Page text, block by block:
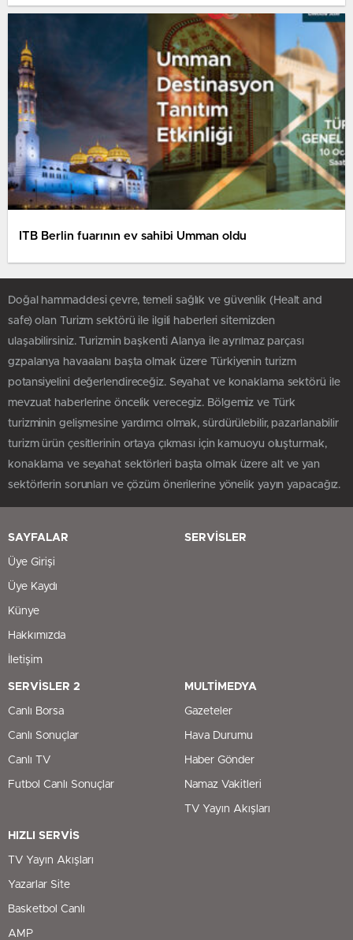
ITB Berlin fuarının ev sahibi Umman oldu
Doğal hammaddesi çevre, temeli sağlık ve güvenlik (Healt and
safe) olan Turizm sektörü ile ilgili haberleri sitemizden
ulaşabilirsiniz. Turizmin başkenti Alanya ile ayrılmaz parçası
gzpalanya havaalanı başta olmak üzere Türkiyenin turizm
potansiyelini değerlendireceğiz. Seyahat ve konaklama sektörü ile
mevzuat haberlerine öncelik verecegiz. Bölgemiz ve Türk
turizminin gelişmesine yardımcı olmak, sürdürülebilir, pazarlanabilir
turizm ürün çesitlerinin ortaya çıkması için kamuoyu oluşturmak,
konaklama ve seyahat sektörleri başta olmak üzere alt ve yan
sektörlerin sorunları ve çözüm önerilerine yönelik yayın yapacağız.
SAYFALAR
Üye Girişi
Üye Kaydı
Künye
Hakkımızda
İletişim
SERVİSLER
SERVİSLER 2
Canlı Borsa
Canlı Sonuçlar
Canlı TV
Futbol Canlı Sonuçlar
MULTİMEDYA
Gazeteler
Hava Durumu
Haber Gönder
Namaz Vakitleri
TV Yayın Akışları
HIZLI SERVİS
TV Yayın Akışları
Yazarlar Site
Basketbol Canlı
AMP